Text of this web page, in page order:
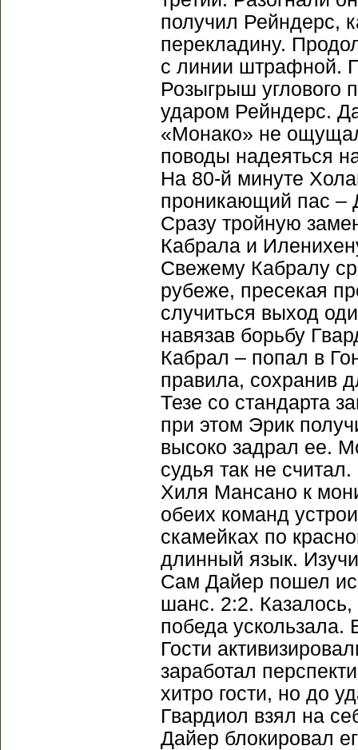
получил Рейндерс,
перекладину.
с линии штрафной.
Розыгрыш углового
ударом Рейндерс.
«Монако» не
поводы надеяться
На 80-й минуте
проникающий пас –
Сразу тройную
Кабрала и
Свежему Кабралу
рубеже, пресекая
случиться выход
навязав борьбу
Кабрал – попал в
правила, сохранив
Тезе со стандарта
при этом Эрик
высоко задрал ее.
судья так не
Хиля Мансано к
обеих команд
скамейках по
длинный язык.
Сам Дайер пошел
шанс. 2:2.
победа
Гости
заработал
хитро гости, но до
Гвардиол взял на
Дайер блокировал